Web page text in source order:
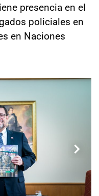
presencia en el
policiales en
en Naciones